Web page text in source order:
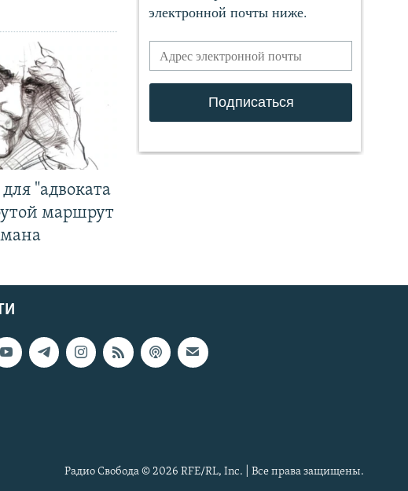
"адвоката
маршрут
Радио Свобода © 2026 RFE/RL, Inc. | Все права защищены.